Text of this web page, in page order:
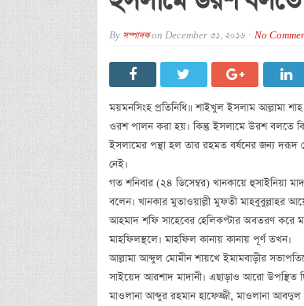
By সম্পাদকon December 31, 2016 No
ময়মনসিংহ প্রতিনিধি॥ শাইখুল ইসলাম আল্লামা
ওরশ পালন করা হয়। কিন্তু ইসলামে উরশ বলতে
ইসলামের পন্থা হল তার রহমত বর্ষনের জন্য দরূদ
নেই।
গত শনিবার (২৪ ডিসেম্বর) খানকায়ে হুসাইনিয়া
বলেন। খানকার মুতাওয়াল্লী মুফতী মাহবুবুল্লাহর
আহমাদ শফি সাহেবের হেলিকপ্টার অবতরণ করে
মাহফিলস্থলে। মাহফিল কানায় কানায় পূর্ণ তখন।
আল্লামা আব্দুল মোমীন শায়খে ইমামবাড়ীর
সাইয়েদ আরশাদ মাদানী। এছাড়াও আরো উপস্থিত
মাওলানা আব্দুর রহমান হাফেজ্জী, মাওলানা